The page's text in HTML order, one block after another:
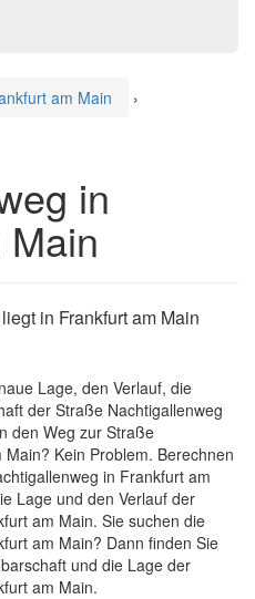
am Main
›
in
in Frankfurt am Main
Lage, den Verlauf, die
der Straße Nachtigallenweg
den Weg zur Straße
Kein Problem. Berechnen
in Frankfurt am
Lage und den Verlauf der
am Main. Sie suchen die
am Main? Dann finden Sie
und die Lage der
am Main.